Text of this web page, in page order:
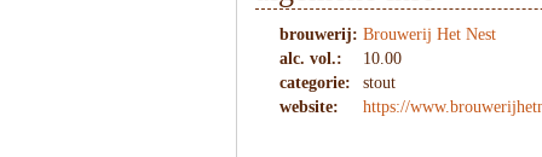
brouwerij: Brouwerij Het Nest
alc. vol.:
10.00
categorie:
stout
website:
https://